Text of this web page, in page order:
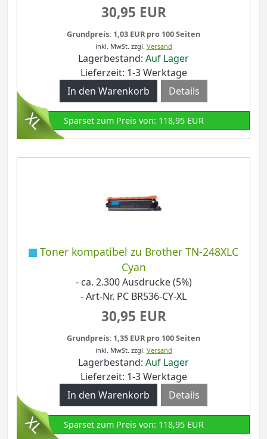
30,95 EUR
Grundpreis: 1,03 EUR pro 100 Seiten
inkl. MwSt. zzgl. Versand
Lagerbestand: Auf Lager
Lieferzeit: 1-3 Werktage
Details
Sparset zum Preis von: 118,95 EUR
Toner kompatibel zu Brother TN-248XLC
Cyan
- ca. 2.300 Ausdrucke (5%)
- Art-Nr. PC BR536-CY-XL
30,95 EUR
Grundpreis: 1,35 EUR pro 100 Seiten
inkl. MwSt. zzgl. Versand
Lagerbestand: Auf Lager
Lieferzeit: 1-3 Werktage
Details
Sparset zum Preis von: 118,95 EUR